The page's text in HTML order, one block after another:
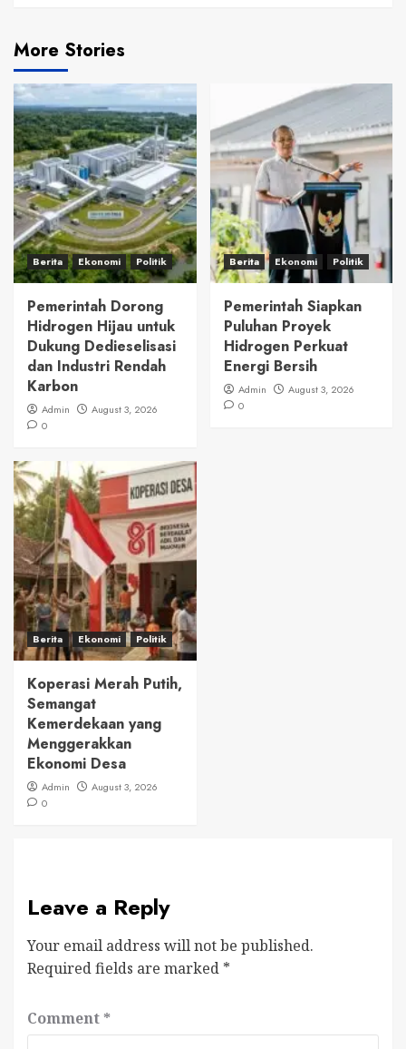
More Stories
Berita Ekonomi Politik
Pemerintah Dorong
Hidrogen Hijau untuk
Dukung Dedieselisasi
dan Industri Rendah
Karbon
Admin
August 3, 2026
0
Berita Ekonomi Politik
Pemerintah Siapkan
Puluhan Proyek
Hidrogen Perkuat
Energi Bersih
Admin
August 3, 2026
0
Berita Ekonomi Politik
Koperasi Merah Putih,
Semangat
Kemerdekaan yang
Menggerakkan
Ekonomi Desa
Admin
August 3, 2026
0
Leave a Reply
Your email address will not be published.
Required fields are marked *
Comment *